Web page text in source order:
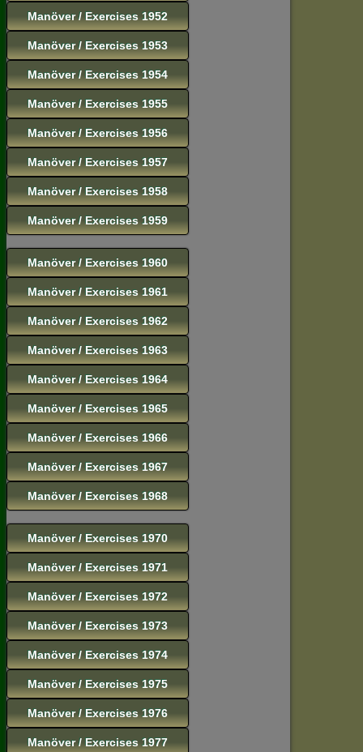
Manöver / Exercises 1952
Manöver / Exercises 1953
Manöver / Exercises 1954
Manöver / Exercises 1955
Manöver / Exercises 1956
Manöver / Exercises 1957
Manöver / Exercises 1958
Manöver / Exercises 1959
Manöver / Exercises 1960
Manöver / Exercises 1961
Manöver / Exercises 1962
Manöver / Exercises 1963
Manöver / Exercises 1964
Manöver / Exercises 1965
Manöver / Exercises 1966
Manöver / Exercises 1967
Manöver / Exercises 1968
Manöver / Exercises 1970
Manöver / Exercises 1971
Manöver / Exercises 1972
Manöver / Exercises 1973
Manöver / Exercises 1974
Manöver / Exercises 1975
Manöver / Exercises 1976
Manöver / Exercises 1977